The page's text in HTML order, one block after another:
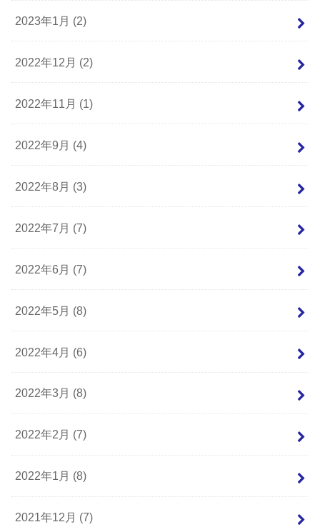
2023年1月 (2)
2022年12月 (2)
2022年11月 (1)
2022年9月 (4)
2022年8月 (3)
2022年7月 (7)
2022年6月 (7)
2022年5月 (8)
2022年4月 (6)
2022年3月 (8)
2022年2月 (7)
2022年1月 (8)
2021年12月 (7)